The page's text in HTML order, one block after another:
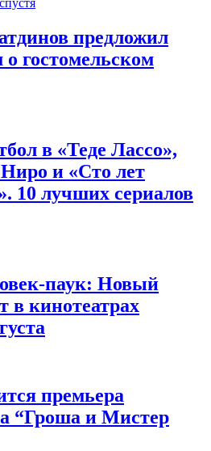
предложил
гостомельском
в «Теде Лассо»,
и «Сто лет
10 лучших сериалов
паук: Новый
в кинотеатрах
премьера
“Гроша и Мистер